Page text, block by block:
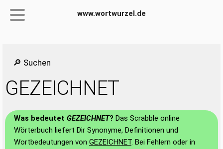
www.wortwurzel.de
🔎 Suchen
GEZEICHNET
Was bedeutet GEZEICHNET? Das Scrabble online
Wörterbuch liefert Dir Synonyme, Definitionen und
Wortbedeutungen von GEZEICHNET. Bei Fehlern oder in